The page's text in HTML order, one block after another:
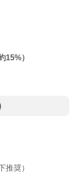
15%）
推奨）